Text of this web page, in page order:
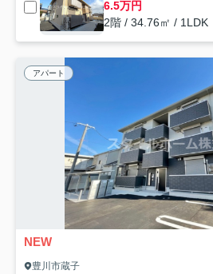
6.5万円
2階 / 34.76㎡ / 1LDK
アパート
NEW
豊川市蔵子